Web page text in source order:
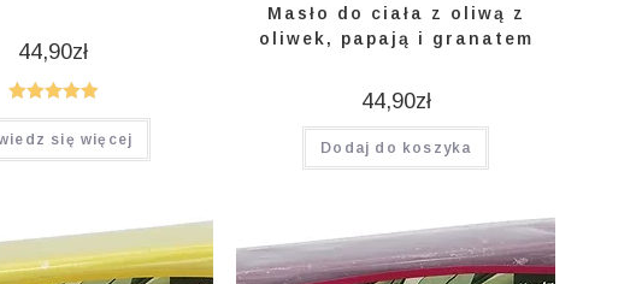
44,90zł
Oceniono
5.00 na 5
się więcej
Masło do ciała z oliwą z
oliwek, papają i granatem
44,90zł
Dodaj do koszyka